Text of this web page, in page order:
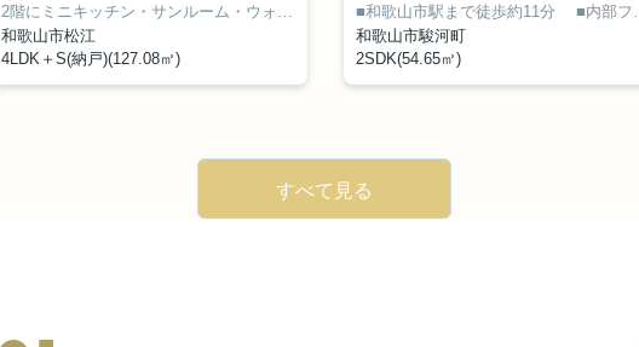
■2020年9月築の物件
■倉庫(木造スレート葺平屋)あり
2階にミニキッチン・サンルーム・ウォークインクローゼットがあります
駐車場2台可
和歌山市松江
4LDK＋S(納戸)(127.08㎡)
■和歌山市駅まで徒歩約11分
■内部フルリフォーム済み
和歌山市駿河町
2SDK(54.65㎡)
すべて見る